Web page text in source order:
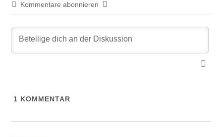
Kommentare abonnieren
1 KOMMENTAR